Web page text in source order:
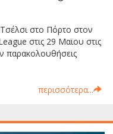
Τσέλσι στο Πόρτο στον
στις 29 Μαϊου στις
παρακολουθήσεις
περισσότερα...